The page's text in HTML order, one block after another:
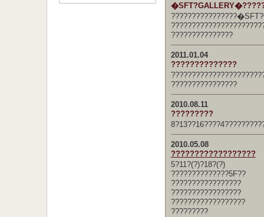
???????????????
2011.01.04
??????????????
????????????????
2010.08.11
?????????
2010.05.08
??????????????????
5?11?(?)?18?(?)
??????????????5F??
?????????????????
?????????????????
??????????????????
?????????